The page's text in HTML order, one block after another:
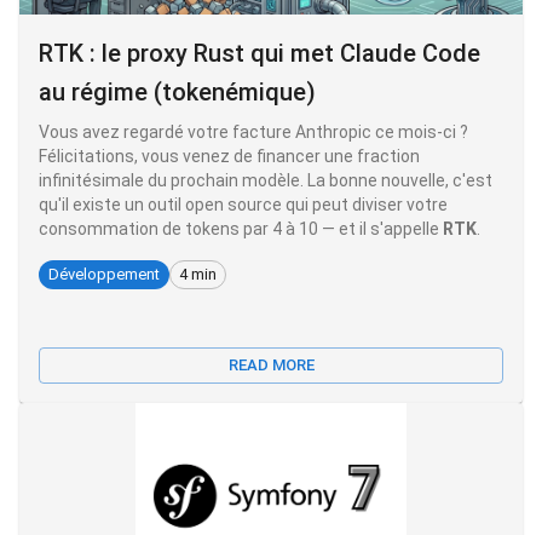
RTK : le proxy Rust qui met Claude Code
au régime (tokenémique)
Vous avez regardé votre facture Anthropic ce mois-ci ?
Félicitations, vous venez de financer une fraction
infinitésimale du prochain modèle. La bonne nouvelle, c'est
qu'il existe un outil open source qui peut diviser votre
consommation de tokens par 4 à 10 — et il s'appelle RTK
Développement 4 min
READ MORE